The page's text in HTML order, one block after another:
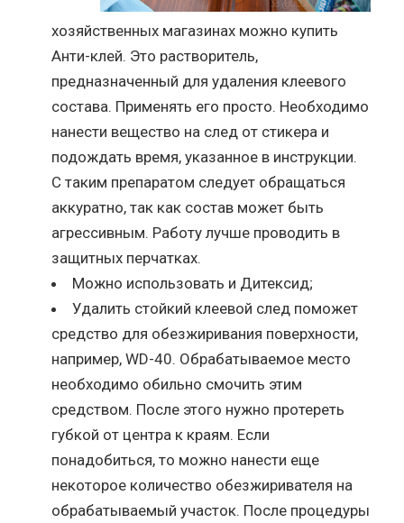
хозяйственных магазинах можно купить
Анти-клей. Это растворитель,
предназначенный для удаления клеевого
состава. Применять его просто. Необходимо
нанести вещество на след от стикера и
подождать время, указанное в инструкции.
С таким препаратом следует обращаться
аккуратно, так как состав может быть
агрессивным. Работу лучше проводить в
защитных перчатках.
Можно использовать и Дитексид;
Удалить стойкий клеевой след поможет
средство для обезжиривания поверхности,
например, WD-40. Обрабатываемое место
необходимо обильно смочить этим
средством. После этого нужно протереть
губкой от центра к краям. Если
понадобиться, то можно нанести еще
некоторое количество обезжиривателя на
обрабатываемый участок. После процедуры